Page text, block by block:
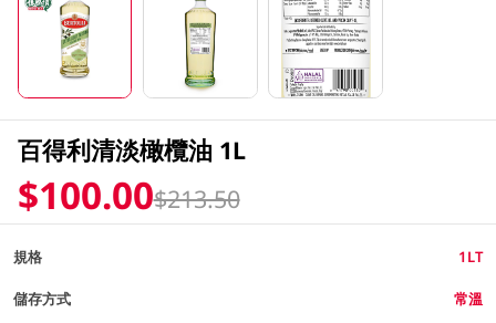
百得利清淡橄欖油 1L
$100.00$213.50
規格 1LT
儲存方式 常溫